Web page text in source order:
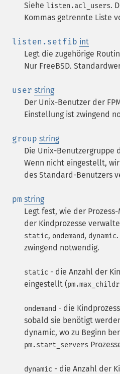
Siehe listen.acl_users.
Kommas getrennte Liste
listen.setfib int
Legt die zugehörige
Nur FreeBSD.
user string
Der Unix-Benutzer der
Einstellung ist zwingend
group string
Die Unix-Benutzergruppe
Wenn nicht eingestellt,
des Standard-Benutzers
pm string
Legt fest, wie der
der Kindprozesse
static, ondemand, dynamic
zwingend notwendig.
static - die Anzahl der
eingestellt (
ondemand - die
sobald sie benötigt
dynamic, wo zu Beginn
pm.start_servers
dynamic - die Anzahl der